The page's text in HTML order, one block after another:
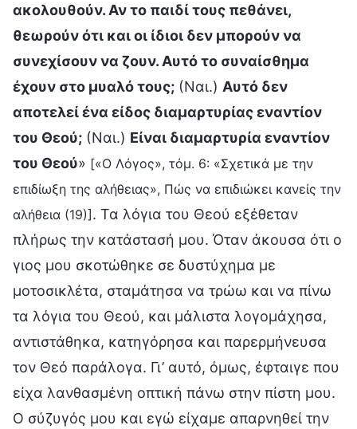
ακολουθούν. Αν το παιδί τους πεθάνει,
θεωρούν ότι και οι ίδιοι δεν μπορούν να
συνεχίσουν να ζουν. Αυτό το συναίσθημα
έχουν στο μυαλό τους; (Ναι.) Αυτό δεν
αποτελεί ένα είδος διαμαρτυρίας εναντίον
του Θεού; (Ναι.) Είναι διαμαρτυρία εναντίον
του Θεού» [«Ο Λόγος», τόμ. 6: «Σχετικά με την
επιδίωξη της αλήθειας», Πώς να επιδιώκει κανείς την
αλήθεια (19)]. Τα λόγια του Θεού εξέθεταν
πλήρως την κατάστασή μου. Όταν άκουσα ότι ο
γιος μου σκοτώθηκε σε δυστύχημα με
μοτοσικλέτα, σταμάτησα να τρώω και να πίνω
τα λόγια του Θεού, και μάλιστα λογομάχησα,
αντιστάθηκα, κατηγόρησα και παρερμήνευσα
τον Θεό παράλογα. Γι’ αυτό, όμως, έφταιγε που
είχα λανθασμένη οπτική πάνω στην πίστη μου.
Ο σύζυγός μου και εγώ είχαμε απαρνηθεί την